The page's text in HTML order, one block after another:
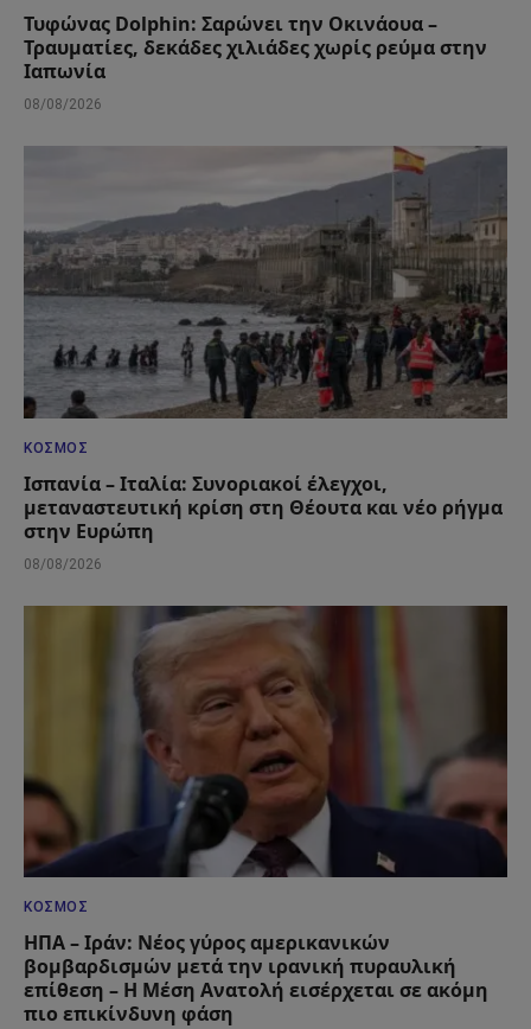
Τυφώνας Dolphin: Σαρώνει την Οκινάουα –
Τραυματίες, δεκάδες χιλιάδες χωρίς ρεύμα στην
Ιαπωνία
08/08/2026
ΚΌΣΜΟΣ
Ισπανία – Ιταλία: Συνοριακοί έλεγχοι,
μεταναστευτική κρίση στη Θέουτα και νέο ρήγμα
στην Ευρώπη
08/08/2026
ΚΌΣΜΟΣ
ΗΠΑ – Ιράν: Νέος γύρος αμερικανικών
βομβαρδισμών μετά την ιρανική πυραυλική
επίθεση – Η Μέση Ανατολή εισέρχεται σε ακόμη
πιο επικίνδυνη φάση